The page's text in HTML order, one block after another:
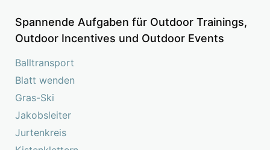
Spannende Aufgaben für Outdoor Trainings,
Outdoor Incentives und Outdoor Events
Balltransport
Blatt wenden
Gras-Ski
Jakobsleiter
Jurtenkreis